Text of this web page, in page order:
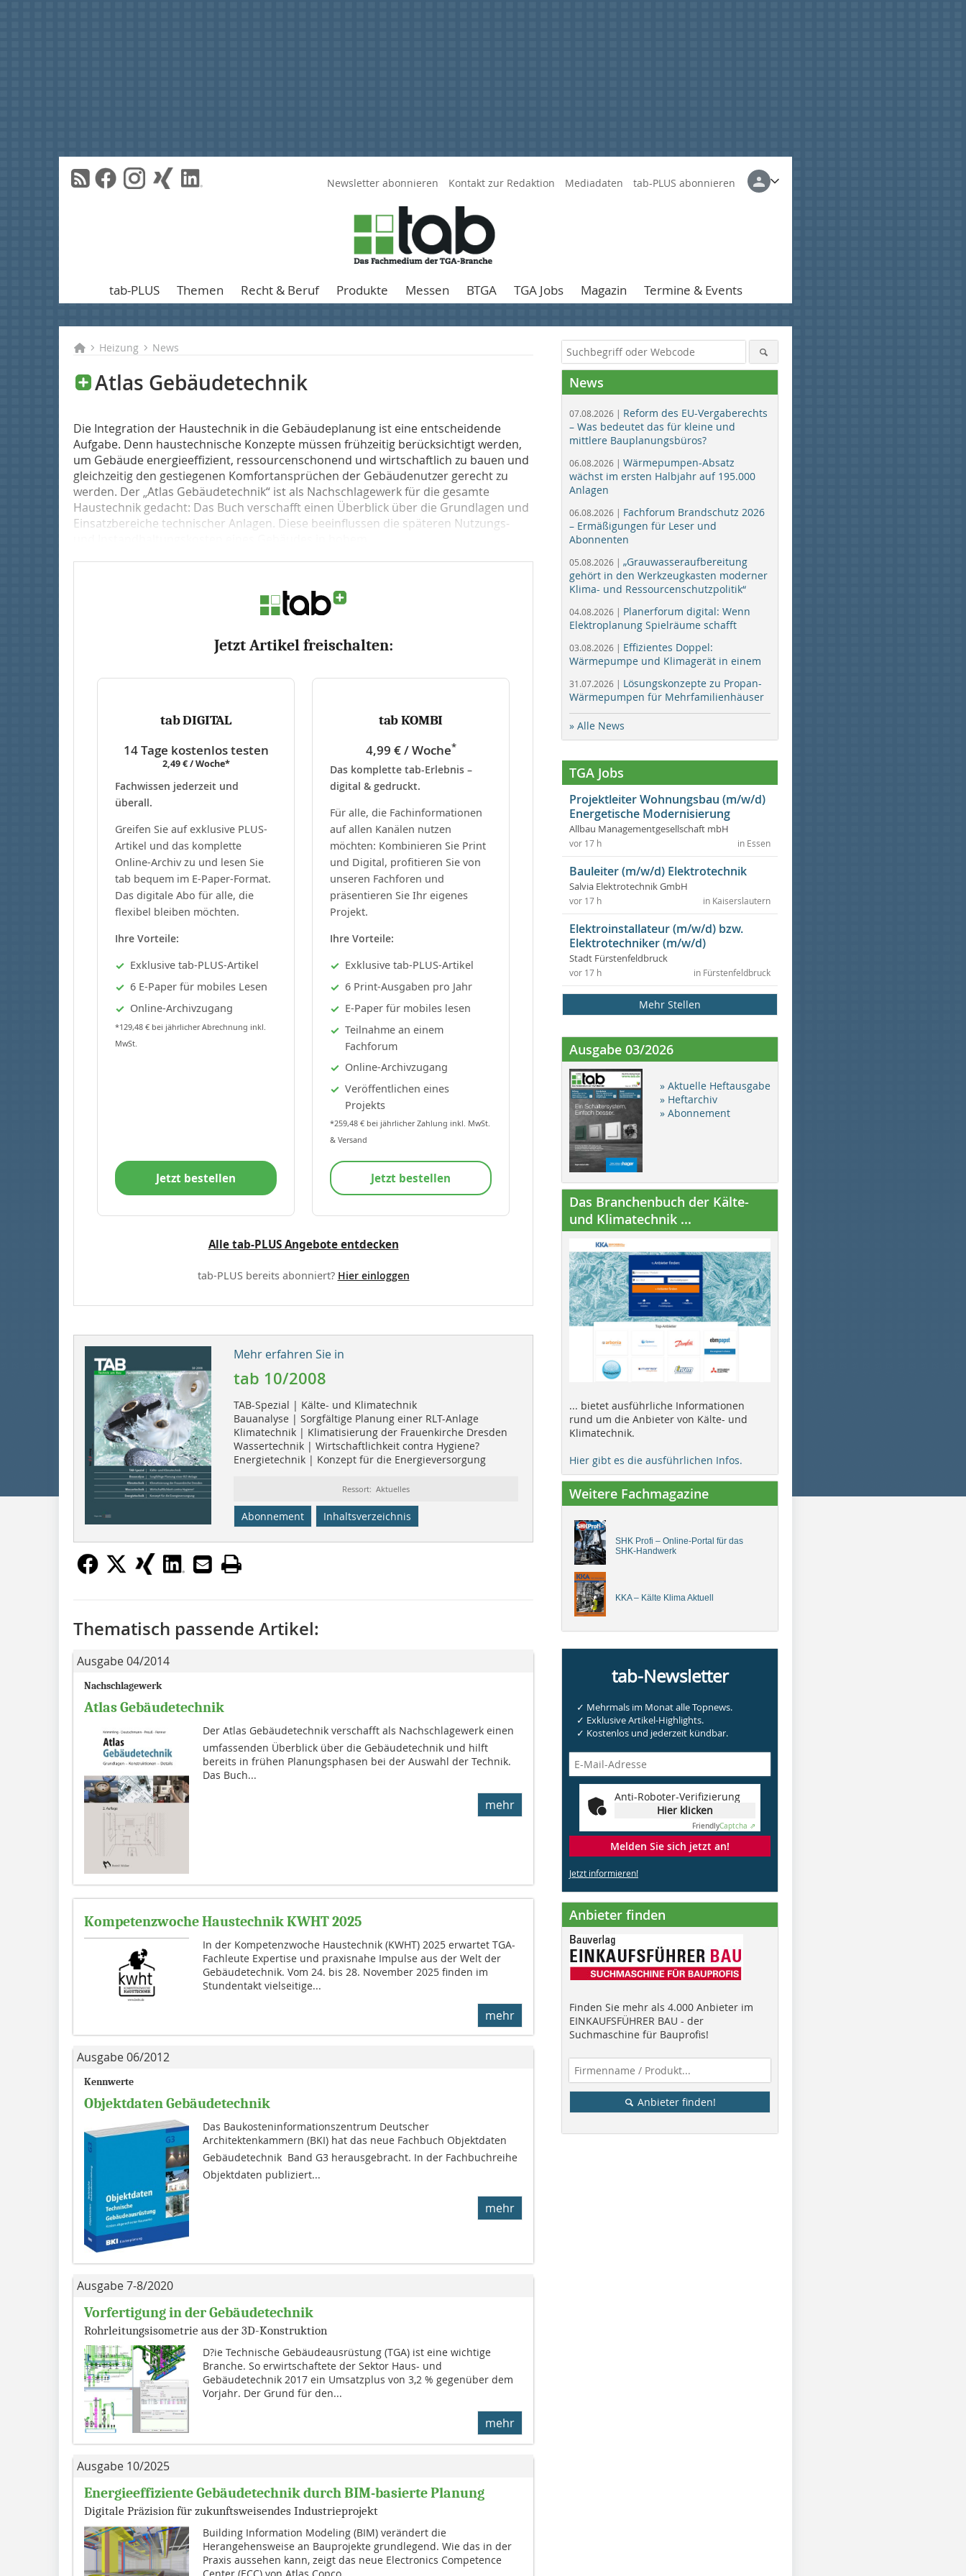
Newsletter abonnieren Kontakt zur Redaktion Mediadaten tab-PLUS abonnieren
tab-PLUS Themen Recht & Beruf Produkte Messen BTGA TGA Jobs Magazin Termine & Events
Heizung News
Atlas Gebäudetechnik
Die Integration der Haustechnik in die Gebäudeplanung ist eine entscheidende
Aufgabe. Denn haustechnische Konzepte müssen frühzeitig berücksichtigt werden,
um Gebäude energieeffizient, ressourcen­schonend und wirtschaftlich zu bauen und
gleichzeitig den gestiegenen Komfortansprüchen der Gebäudenutzer gerecht zu
werden. Der „Atlas Gebäudetechnik“ ist als Nachschlagewerk für die gesamte
Haustechnik gedacht: Das Buch verschafft einen Überblick über die Grundlagen und
Einsatzbereiche technischer Anlagen. Diese beeinflussen die späteren Nutzungs-
Jetzt Artikel freischalten:
tab DIGITAL
14 Tage kostenlos testen
2,49 € / Woche*
Fachwissen jederzeit und
überall.
Greifen Sie auf exklusive PLUS-
Artikel und das komplette
Online-Archiv zu und lesen Sie
tab bequem im E-Paper-Format.
Das digitale Abo für alle, die
flexibel bleiben möchten.
Ihre Vorteile:
Exklusive tab-PLUS-Artikel
6 E-Paper für mobiles Lesen
Online-Archivzugang
*129,48 € bei jährlicher Abrechnung inkl.
MwSt.
Jetzt bestellen
tab KOMBI
4,99 € / Woche*
Das komplette tab-Erlebnis –
digital & gedruckt.
Für alle, die Fachinformationen
auf allen Kanälen nutzen
möchten: Kombinieren Sie Print
und Digital, profitieren Sie von
unseren Fachforen und
präsentieren Sie Ihr eigenes
Projekt.
Ihre Vorteile:
Exklusive tab-PLUS-Artikel
6 Print-Ausgaben pro Jahr
E-Paper für mobiles lesen
Teilnahme an einem
Fachforum
Online-Archivzugang
Veröffentlichen eines
Projekts
*259,48 € bei jährlicher Zahlung inkl. MwSt.
& Versand
Jetzt bestellen
Alle tab-PLUS Angebote entdecken
tab-PLUS bereits abonniert? Hier einloggen
Mehr erfahren Sie in
tab 10/2008
TAB-Spezial | Kälte- und Klimatechnik
Bauanalyse | Sorgfältige Planung einer RLT-Anlage
Klimatechnik | Klimatisierung der Frauenkirche Dresden
Wassertechnik | Wirtschaftlichkeit contra Hygiene?
Energietechnik | Konzept für die Energieversorgung
Ressort: Aktuelles
Abonnement Inhaltsverzeichnis
Thematisch passende Artikel:
Ausgabe 04/2014
Nachschlagewerk
Atlas Gebäudetechnik
Der Atlas Gebäudetechnik verschafft als Nachschlagewerk einen
umfassenden Über­blick über die Gebäudetechnik und hilft
bereits in frühen Planungsphasen bei der Auswahl der Technik.
Das Buch...
mehr
Kompetenzwoche Haustechnik KWHT 2025
In der Kompetenzwoche Haustechnik (KWHT) 2025 erwartet TGA-
Fachleute Expertise und praxisnahe Impulse aus der Welt der
Gebäudetechnik. Vom 24. bis 28. November 2025 finden im
Stundentakt vielseitige...
mehr
Ausgabe 06/2012
Kennwerte
Objektdaten Gebäudetechnik
Das Baukosteninfor­mationszentrum Deutscher
Architektenkammern (BKI) hat das neue Fachbuch Objektdaten
Gebäudetechnik  Band G3 herausgebracht. In der Fachbuchreihe
Objektdaten publiziert...
mehr
Ausgabe 7-8/2020
Vorfertigung in der Gebäudetechnik
Rohrleitungsisometrie aus der 3D-Konstruktion
D?ie Technische Gebäudeausrüstung (TGA) ist eine wichtige
Branche. So erwirtschaftete der Sektor Haus- und
Gebäudetechnik 2017 ein Umsatzplus von 3,2 % gegenüber dem
Vorjahr. Der Grund für den...
mehr
Ausgabe 10/2025
Energieeffiziente Gebäudetechnik durch BIM-basierte Planung
Digitale Präzision für zukunftsweisendes Industrieprojekt
Building Information Modeling (BIM) verändert die
Herangehensweise an Bauprojekte grundlegend. Wie das in der
Praxis aussehen kann, zeigt das neue Electronics Competence
News
07.08.2026 | Reform des EU-Vergaberechts
– Was bedeutet das für kleine und
mittlere Bauplanungsbüros?
06.08.2026 | Wärmepumpen-Absatz
wächst im ersten Halbjahr auf 195.000
Anlagen
06.08.2026 | Fachforum Brandschutz 2026
– Ermäßigungen für Leser und
Abonnenten
05.08.2026 | „Grauwasseraufbereitung
gehört in den Werkzeugkasten moderner
Klima- und Ressourcenschutzpolitik“
04.08.2026 | Planerforum digital: Wenn
Elektroplanung Spielräume schafft
03.08.2026 | Effizientes Doppel:
Wärmepumpe und Klimagerät in einem
31.07.2026 | Lösungskonzepte zu Propan-
Wärmepumpen für Mehrfamilienhäuser
» Alle News
TGA Jobs
Projektleiter Wohnungsbau (m/w/d)
Energetische Modernisierung
Allbau Managementgesellschaft mbH
in Essen
vor 17 h
Bauleiter (m/w/d) Elektrotechnik
Salvia Elektrotechnik GmbH
in Kaiserslautern
vor 17 h
Elektroinstallateur (m/w/d) bzw.
Elektrotechniker (m/w/d)
Stadt Fürstenfeldbruck
in Fürstenfeldbruck
vor 17 h
Mehr Stellen
Ausgabe 03/2026
» Aktuelle Heftausgabe
» Heftarchiv
» Abonnement
Das Branchenbuch der Kälte-
und Klimatechnik ...
... bietet ausführliche Informationen
rund um die Anbieter von Kälte- und
Klimatechnik.
Hier gibt es die ausführlichen Infos.
Weitere Fachmagazine
SHK Profi – Online-Portal für das
SHK-Handwerk
KKA – Kälte Klima Aktuell
tab-Newsletter
✓ Mehrmals im Monat alle Topnews.
✓ Exklusive Artikel-Highlights.
✓ Kostenlos und jederzeit kündbar.
Anti-Roboter-Verifizierung
Hier klicken
FriendlyCaptcha ⇗
Melden Sie sich jetzt an!
Jetzt informieren!
Anbieter finden
Finden Sie mehr als 4.000 Anbieter im
EINKAUFSFÜHRER BAU - der
Suchmaschine für Bauprofis!
Anbieter finden!